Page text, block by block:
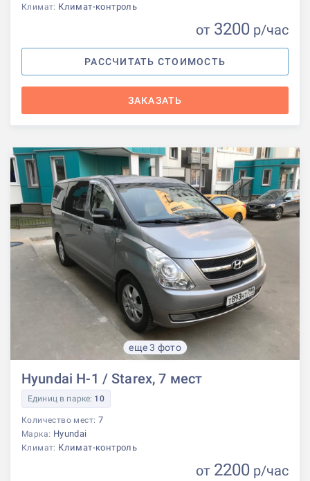
Климат: Климат-контроль
от 3200 р/час
РАССЧИТАТЬ СТОИМОСТЬ
ЗАКАЗАТЬ
еще 3 фото
Hyundai H-1 / Starex, 7 мест
Единиц в парке: 10
Количество мест: 7
Марка: Hyundai
Климат: Климат-контроль
от 2200 р/час